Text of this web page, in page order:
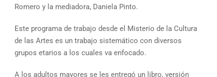
Romero y la mediadora, Daniela Pinto.
Este programa de trabajo desde el Misterio de la Cultura
de las Artes es un trabajo sistemático con diversos
grupos etarios a los cuales va enfocado.
A los adultos mayores se les entregó un libro, versión